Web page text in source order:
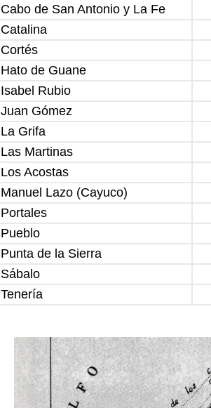
Cabo de San Antonio y La Fe
Catalina
Cortés
Hato de Guane
Isabel Rubio
Juan Gómez
La Grifa
Las Martinas
Los Acostas
Manuel Lazo (Cayuco)
Portales
Pueblo
Punta de la Sierra
Sábalo
Tenería